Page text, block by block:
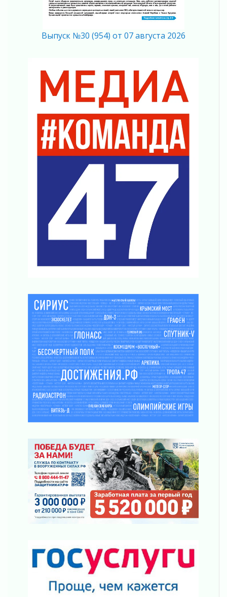
Без риска для здоровья и кошелька
04 августа 2026
Важная информация
04 августа 2026
Награды нашли строителей
03 августа 2026
Ленобласть повышает производительность
труда в ЖКХ
03 августа 2026
Поддержка волонтерских объединений
03 августа 2026
Ладожский мост полностью закроют на два
Музеи Ленобласти обновляют пространства
03 августа 2026
Новая площадка: 2027
Часть медиков в Ленобласти сможет
рассчитывать на доплату от региона
03 августа 2026
03 августа 2026
Клюква наливается, но в корзинку пока не
просится
03 августа 2026
Строительные компании Ленобласти
подняли зарплаты почти на 40% за год
03 августа 2026
Шесть новых жизней в честь дня рождения
Ленинградской области
03 августа 2026
Уроки безопасности для детей и взрослых
Ленобласть отмечает День Воздушно-
десантных войск
02 августа 2026
«Активное лето»
02 августа 2026
Ленобласть отметила заслуги жителей перед
регионом и страной
02 августа 2026
ПСК через Гослуслуги напомнит жителям
Ленинградской области о неоплаченных
02 августа 2026
Выпуск №30 (954) от 07 августа 2026